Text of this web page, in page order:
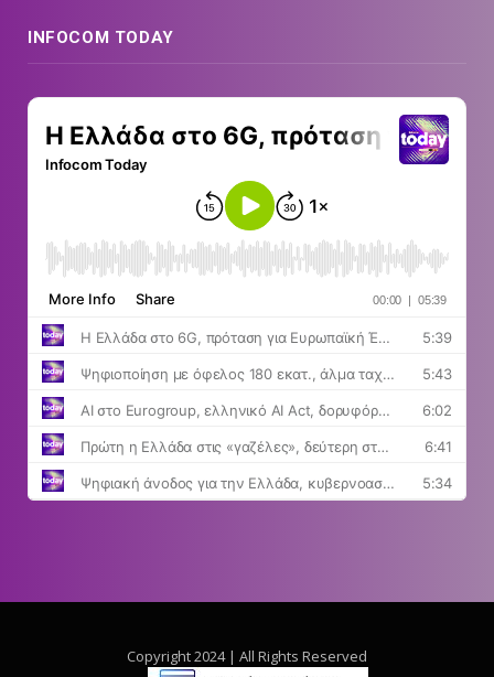
INFOCOM TODAY
Copyright 2024 | All Rights Reserved